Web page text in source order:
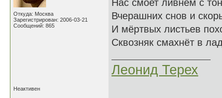
Откуда: Москва
Зарегистрирован: 2006-03-21
Сообщений: 865
Нас смоет ливнем с
Вчерашних снов и
И мёртвых листьев
Сквозняк смахнёт в
Леонид Терех
Неактивен